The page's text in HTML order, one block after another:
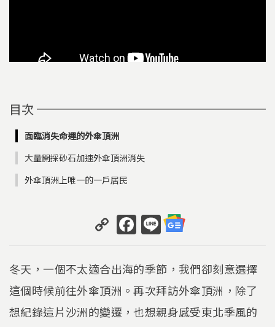
目次
面臨消失命運的外傘頂洲
大量開採砂石加速外傘頂洲消失
外傘頂洲上唯一的一戶居民
C
o
p
y
Li
n
F
a
c
e
b
o
Li
n
e
冬天，一個不太適合出海的季節，我們卻刻意選擇
這個時候前往外傘頂洲。再次拜訪外傘頂洲，除了
想紀錄這片沙洲的變遷，也想親身感受東北季風的